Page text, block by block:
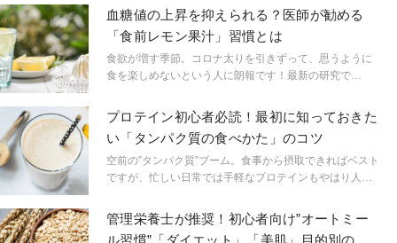
ど更年期症状の緩和、ダイエットにも嬉しい効果が期待
できます。最近では、プロテインドリンクの専門店が
続々登場、スーパーやコンビニでも有機栽培や産地にこ
だわったブランドバナナが登場。ぐっと美味しくなった
ワンランク上のバナナも手に入るようになりました。 バ
かかせません。 なんとなくゆらぎやすいこの時期、バナ
ナのハッピーパワーをチャージしてみませんか。
血糖値の上昇を抑えられる？医師が勧める
「食前レモン果汁」習慣とは
食欲が増す季節。コロナ太りを引きずって、思うように
食を楽しめないという人に朗報です！最新の研究で
ました。
プロテイン初心者必読！最初に知っておきた
い「タンパク質の食べかた」のコツ
空前の”タンパク質”ブーム。食事から摂取できればベスト
ですが、忙しい日常では手軽なプロテインもやはり人
し、体を維持するために必要な栄養素です。便利なプロ
テインは上手に活用することでストレスなく健康の維持
管理栄養士が推奨！初心者向け”オートミー